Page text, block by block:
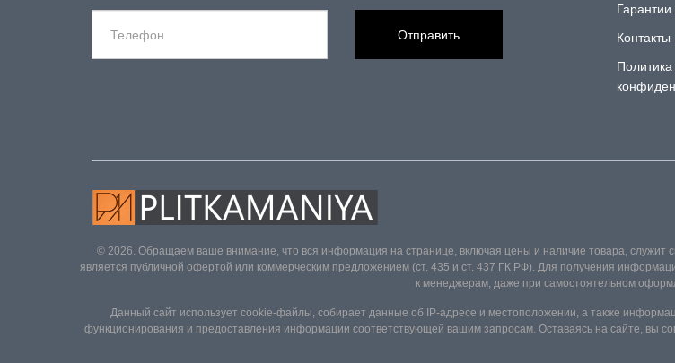
Отправить
Гарантии
Контакты
Политика
© 2026. Обращаем ваше внимание, что вся информация на странице, включая цены и наличие товара,
является публичной офертой или коммерческим предложением (ст. 435 и ст. 437 ГК РФ). Для получения
к менеджерам, даже при самостоятельном
Данный сайт использует cookie-файлы, собирает данные об IP-адресе и местоположении, а также
функционирования и предоставления информации соответствующей вашим запросам. Оставаясь на сайте, вы